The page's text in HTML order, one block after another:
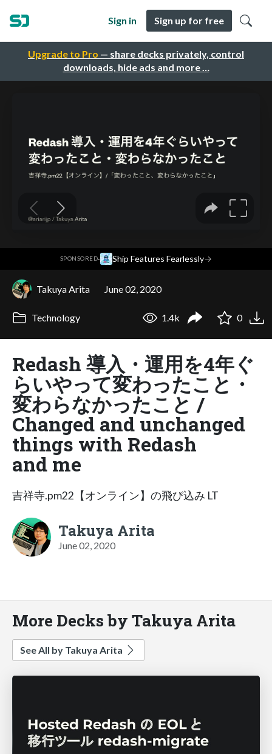
Upgrade to Pro — share decks privately, control
downloads, hide ads and more …
Sign in Sign up for free
SPONSORED· Ship Features Fearlessly→
Takuya Arita June 02, 2020
Technology 1.4k 0
Redash 導入・運用を4年ぐ
らいやって変わったこと・
変わらなかったこと /
Changed and unchanged
things with Redash
and me
吉祥寺.pm22【オンライン】の飛び込み LT
Takuya Arita
June 02, 2020
More Decks by Takuya Arita
See All by Takuya Arita